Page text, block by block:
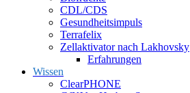
CDL/CDS
Gesundheitsimpuls
Terrafelix
Zellaktivator nach Lakhovsky
Erfahrungen
Wissen
ClearPHONE